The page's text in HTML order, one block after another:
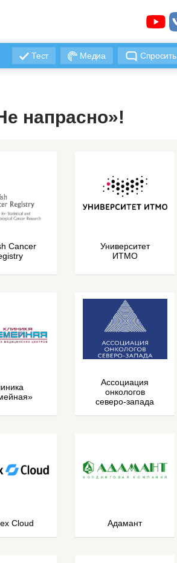
Тест Медиа Спросить
напрасно»!
Cancer
Университет
ИТМО
Ассоциация
онкологов
северо-запада
Cloud Адамант